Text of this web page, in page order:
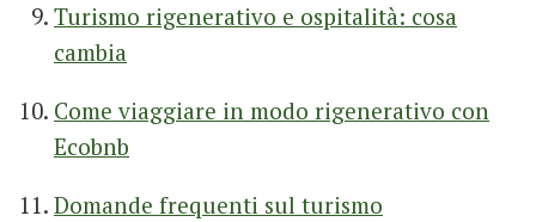
Turismo rigenerativo e ospitalità: cosa
cambia
Come viaggiare in modo rigenerativo con
Ecobnb
Domande frequenti sul turismo